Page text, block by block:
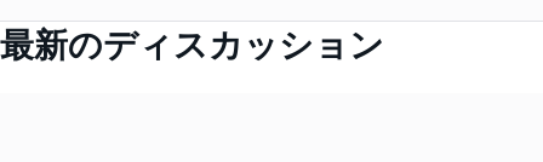
最新のディスカッション